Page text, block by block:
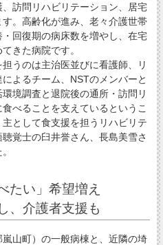
訪問リハビリテーション、居宅
。高齢化が進み、老々介護世帯
回復期の病床数を増やし、在宅
きた病院です。
うのは主治医並びに看護師、リ
よるチーム、NSTのメンバーと
境調査と退院後の通所・訪問リ
べることを支えているというこ
として食支援を担うリハビリテ
覚士の臼井誉さん、長島美雪さ
たい」希望増え
、介護者支援も
山町）の一般病棟と、近隣の埼